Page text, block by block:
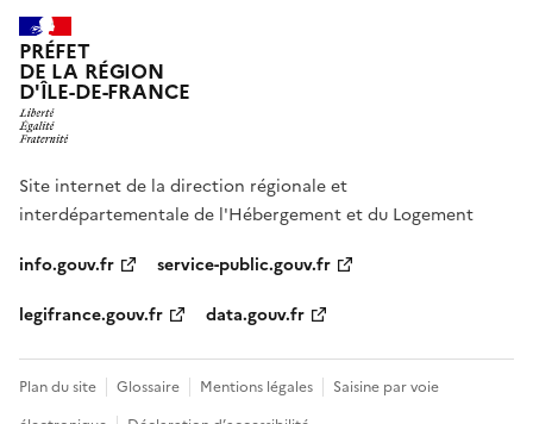
PRÉFET
DE LA RÉGION
D'ÎLE-DE-FRANCE
Site internet de la direction régionale et
interdépartementale de l'Hébergement et du Logement
info.gouv.fr
service-public.gouv.fr
legifrance.gouv.fr
data.gouv.fr
Plan du site Glossaire Mentions légales
Saisine par voie